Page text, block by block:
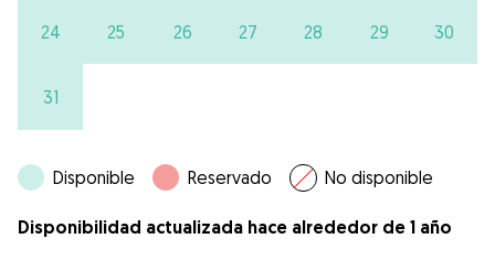
24 25 26 27 28 29 30
31
Disponible Reservado No disponible
Disponibilidad actualizada hace alrededor de 1 año